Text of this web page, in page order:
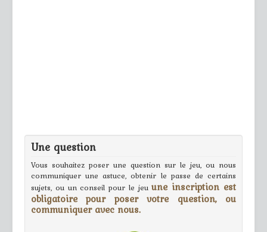
Une question
Vous souhaitez poser une question sur le jeu, ou nous
communiquer une astuce, obtenir le passe de certains
sujets, ou un conseil pour le jeuune inscription est
obligatoire pour poser votre question, ou
communiquer avec nous.